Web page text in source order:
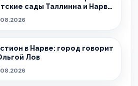
сады Таллинна и Нарвы
в Нарве: город говорит
Лов